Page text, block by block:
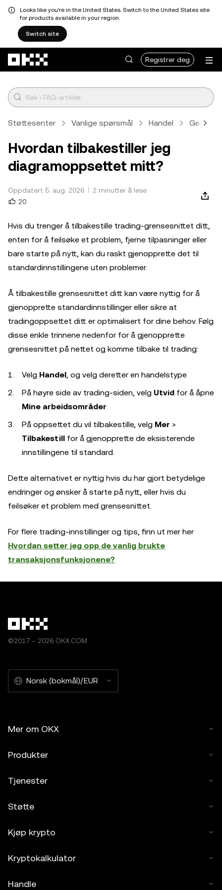
Looks like you're in the United States. Switch to the United States site
for products available in your region.
Switch site
Registrer deg
Støttesenter Vanlige spørsmål Handel Generell
Hvordan tilbakestiller jeg
diagramoppsettet mitt?
Oppdatert 5. aug. 2026
2 minutter å lese
20
Hvis du trenger å tilbakestille trading-grensesnittet ditt,
enten for å feilsøke et problem, fjerne tilpasninger eller
bare starte på nytt, kan du raskt gjenopprette det til
standardinnstillingene uten problemer.
Å tilbakestille grensesnittet ditt kan være nyttig for å
gjenopprette standardinnstillinger eller sikre at
tradingoppsettet ditt er optimalisert for dine behov. Følg
disse enkle trinnene nedenfor for å gjenopprette
grensesnittet på nettet og komme tilbake til trading:
Velg Handel, og velg deretter en handelstype
På høyre side av trading-siden, velg Utvid for å åpne
Mine arbeidsområder
På oppsettet du vil tilbakestille, velg Mer >
Tilbakestill for å gjenopprette de eksisterende
innstillingene til standard.
Dette alternativet er nyttig hvis du har gjort betydelige
endringer og ønsker å starte på nytt, eller hvis du
feilsøker et problem med grensesnittet.
For flere trading-innstillinger og tips, finn ut mer her
Hvordan setter jeg opp de vanlig brukte
transaksjonsfunksjonene?
©2017 – 2026 OKX.COM
Norsk (bokmål)/EUR
Mer om OKX
Produkter
Tjenester
Støtte
Kjøp krypto
Kryptokalkulator
Handle